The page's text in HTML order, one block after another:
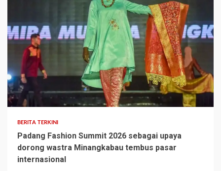
BERITA TERKINI
Padang Fashion Summit 2026 sebagai upaya
dorong wastra Minangkabau tembus pasar
internasional